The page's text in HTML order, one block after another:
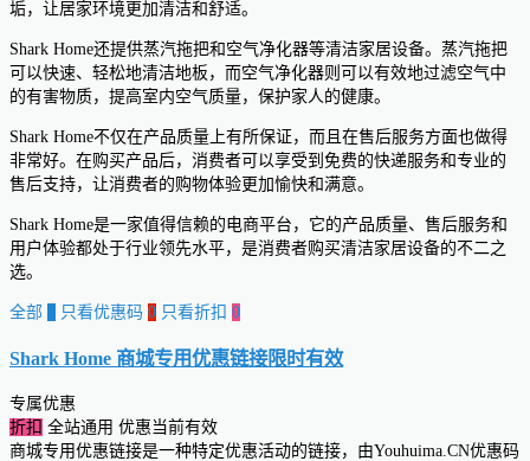
垢，让居家环境更加清洁和舒适。
Shark Home还提供蒸汽拖把和空气净化器等清洁家居设备。蒸汽拖把
可以快速、轻松地清洁地板，而空气净化器则可以有效地过滤空气中
的有害物质，提高室内空气质量，保护家人的健康。
Shark Home不仅在产品质量上有所保证，而且在售后服务方面也做得
非常好。在购买产品后，消费者可以享受到免费的快递服务和专业的
售后支持，让消费者的购物体验更加愉快和满意。
Shark Home是一家值得信赖的电商平台，它的产品质量、售后服务和
用户体验都处于行业领先水平，是消费者购买清洁家居设备的不二之
选。
全部 只看优惠码 0 只看折扣 0
Shark Home 商城专用优惠链接限时有效
专属优惠
折扣
全站通用 优惠当前有效
商城专用优惠链接是一种特定优惠活动的链接，由Youhuima.CN优惠码